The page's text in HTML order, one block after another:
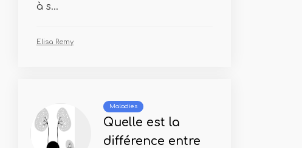
à s...
Elisa Remy
Maladies
Quelle est la
différence entre